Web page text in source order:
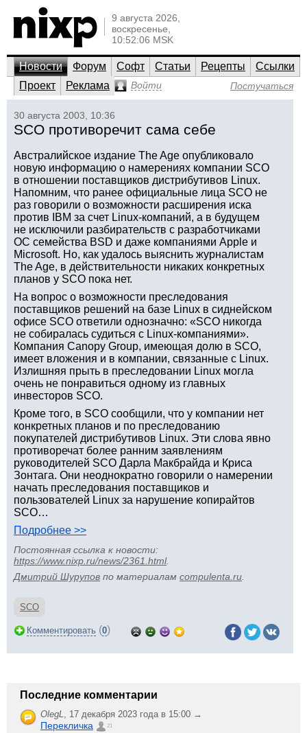
9 августа 2026,
воскресенье,
10:52:06 MSK
Новости Форум Софт Статьи Рецепты
Ссылки
Проект
Реклама Войти Постучаться
30 августа 2003, 10:36
SCO противоречит сама себе
Австралийское издание The Age опубликовало
новую информацию о намерениях компании SCO
в отношении поставщиков дистрибутивов Linux.
Напомним, что ранее официальные лица SCO не
раз говорили о возможности расширения иска
против IBM за счет Linux-компаний, а в будущем
не исключили разбирательств с разработчиками
ОС семейства BSD и даже компаниями Apple и
Microsoft. Но, как удалось выяснить журналистам
The Age, в действительности никаких конкретных
планов у SCO пока нет.
На вопрос о возможности преследования
поставщиков решений на базе Linux в сиднейском
офисе SCO ответили однозначно: «SCO никогда
не собиралась судиться с Linux-компаниями».
Компания Canopy Group, имеющая долю в SCO,
имеет вложения и в компании, связанные с Linux.
Излишняя прыть в преследовании Linux могла
очень не понравиться одному из главных
инвесторов SCO.
Кроме того, в SCO сообщили, что у компании нет
конкретных планов и по преследованию
покупателей дистрибутивов Linux. Эти слова явно
противоречат более ранним заявлениям
руководителей SCO Дарла Макбрайда и Криса
Зонтага. Они неоднократно говорили о намерении
начать преследования поставщиков и
пользователей Linux за нарушение копирайтов
SCO…
Подробнее >>
Постоянная ссылка к новости:
https://www.nixp.ru/news/2361.html.
Дмитрий Шурупов по материалам compulenta.ru
SCO
Комментировать (0)
Последние комментарии
OlegL, 17 декабря 2023 года в 15:00 →
Перекличка 21